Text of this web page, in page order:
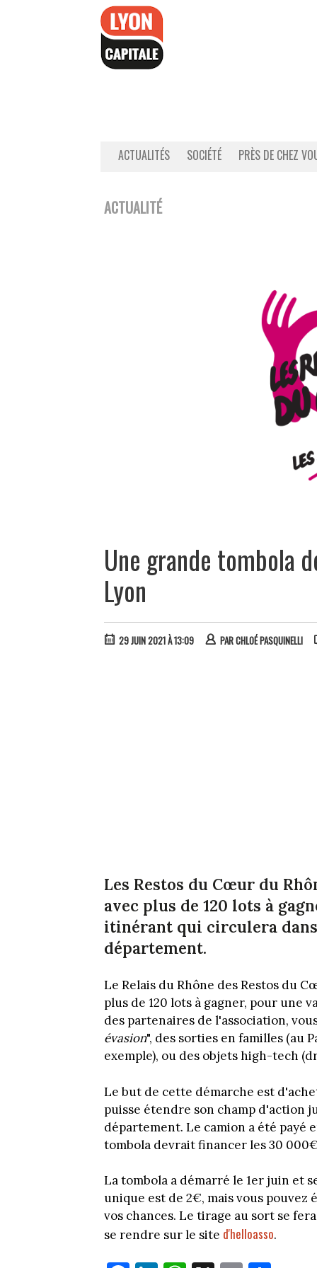
ACTUALITÉS SOCIÉTÉ PRÈS DE CHEZ
ACTUALITÉ
Une grande tombola
Lyon
29 JUIN 2021 À 13:09 PARCHLOÉ PASQUINELLI
Les Restos du Cœur du
avec plus de 120 lots à
itinérant qui circulera
département.
Le Relais du Rhône des Restos du
plus de 120 lots à gagner, pour une
des partenaires de l'association,
évasion", des sorties en familles (au
exemple), ou des objets high-tech
Le but de cette démarche est
puisse étendre son champ d'action
département. Le camion a été payé
tombola devrait financer les 30
La tombola a démarré le 1er juin et
unique est de 2€, mais vous
vos chances. Le tirage au sort se
se rendre sur le site d'helloasso.